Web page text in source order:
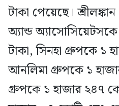
টাকা পেয়েছে।
অ্যান্ড
টাকা, সিনহা গ্রুপকে ১
আনলিমা গ্রুপকে ১
গ্রুপকে ১ হাজার ২৪৭